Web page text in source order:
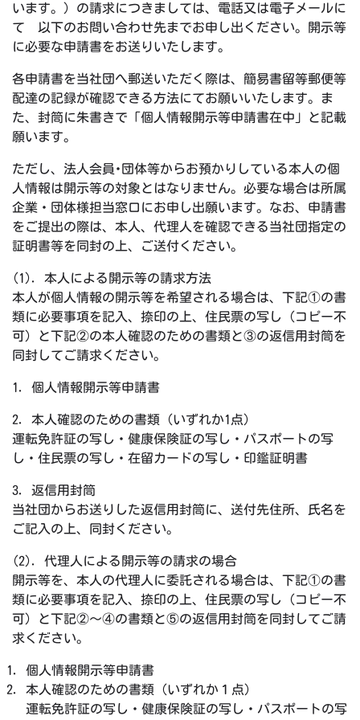
います。）の請求につきましては、電話又は電子メールに
て 以下のお問い合わせ先までお申し出ください。開示等
に必要な申請書をお送りいたします。
各申請書を当社団へ郵送いただく際は、簡易書留等郵便等
配達の記録が確認できる方法にてお願いいたします。ま
た、封筒に朱書きで「個人情報開示等申請書在中」と記載
願います。
ただし、法人会員･団体等からお預かりしている本人の個
人情報は開示等の対象とはなりません。必要な場合は所属
企業・団体様担当窓口にお申し出願います。なお、申請書
をご提出の際は、本人、代理人を確認できる当社団指定の
証明書等を同封の上、ご送付ください。
(1). 本人による開示等の請求方法
本人が個人情報の開示等を希望される場合は、下記①の書
類に必要事項を記入、捺印の上、住民票の写し（コピー不
可）と下記②の本人確認のための書類と③の返信用封筒を
同封してご請求ください。
1. 個人情報開示等申請書
2. 本人確認のための書類（いずれか1点）
運転免許証の写し・健康保険証の写し・パスポートの写
し・住民票の写し・在留カードの写し・印鑑証明書
3. 返信用封筒
当社団からお送りした返信用封筒に、送付先住所、氏名を
ご記入の上、同封ください。
(2). 代理人による開示等の請求の場合
開示等を、本人の代理人に委託される場合は、下記①の書
類に必要事項を記入、捺印の上、住民票の写し（コピー不
可）と下記②～④の書類と⑤の返信用封筒を同封してご請
求ください。
個人情報開示等申請書
本人確認のための書類（いずれか１点）
運転免許証の写し・健康保険証の写し・パスポートの写